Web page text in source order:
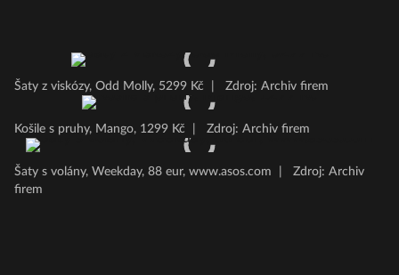
Šaty z viskózy, Odd Molly, 5299 Kč Zdroj: Archiv firem
Košile s pruhy, Mango, 1299 Kč Zdroj: Archiv firem
Šaty s volány, Weekday, 88 eur, www.asos.com
Zdroj: Archiv
firem